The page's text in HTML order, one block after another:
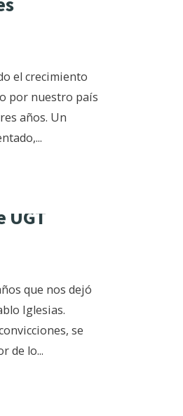
el crecimiento
por nuestro país
años. Un
...
UGT
que nos dejó
Iglesias.
se
de lo...